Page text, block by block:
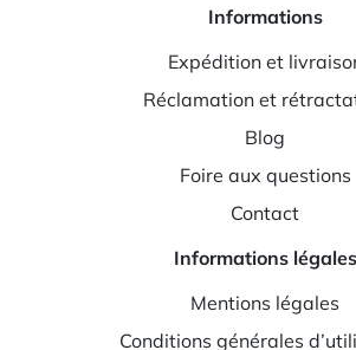
Informations
Expédition et
Réclamation et
Blog
Foire aux questions
Contact
Informations légales
Mentions légales
Conditions générales